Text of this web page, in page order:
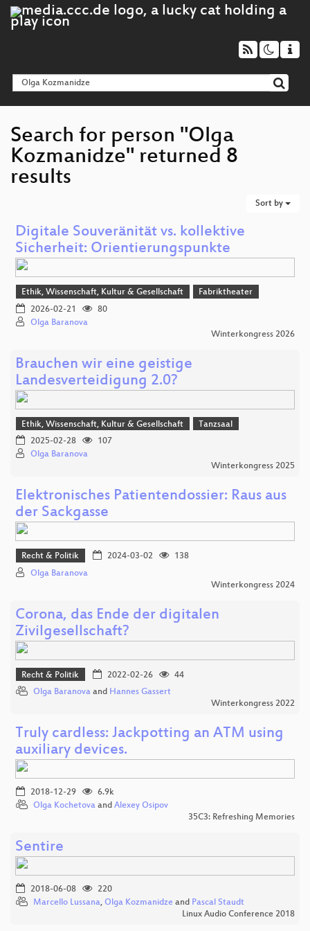
Search for person "Olga
Kozmanidze" returned 8
results
Sort by
Digitale Souveränität vs. kollektive
Sicherheit: Orientierungspunkte
Ethik, Wissenschaft, Kultur & Gesellschaft
Fabriktheater
2026-02-21
80
Olga Baranova
Winterkongress 2026
Brauchen wir eine geistige
Landesverteidigung 2.0?
Ethik, Wissenschaft, Kultur & Gesellschaft
Tanzsaal
2025-02-28
107
Olga Baranova
Winterkongress 2025
Elektronisches Patientendossier: Raus aus
der Sackgasse
Recht & Politik 2024-03-02
138
Olga Baranova
Winterkongress 2024
Corona, das Ende der digitalen
Zivilgesellschaft?
Recht & Politik 2022-02-26
44
Olga Baranova and Hannes Gassert
Winterkongress 2022
Truly cardless: Jackpotting an ATM using
auxiliary devices.
2018-12-29
6.9k
Olga Kochetova and Alexey Osipov
35C3: Refreshing Memories
Sentire
2018-06-08
220
Marcello Lussana, Olga Kozmanidze and Pascal Staudt
Linux Audio Conference 2018